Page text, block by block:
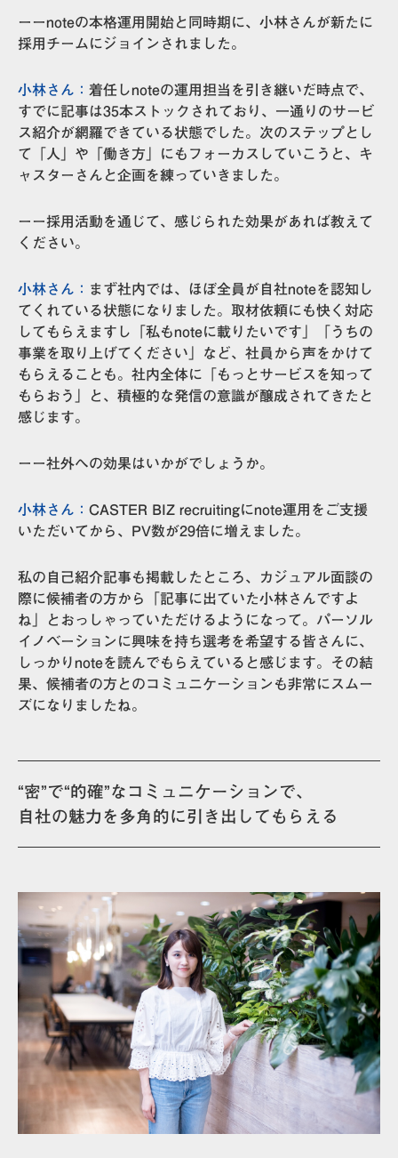
ーーnoteの本格運用開始と同時期に、小林さんが新たに
採用チームにジョインされました。
小林さん： 着任しnoteの運用担当を引き継いだ時点で、
すでに記事は35本ストックされており、一通りのサービ
ス紹介が網羅できている状態でした。次のステップとし
て「人」や「働き方」にもフォーカスしていこうと、キ
ャスターさんと企画を練っていきました。
ーー採用活動を通じて、感じられた効果があれば教えて
ください。
小林さん： まず社内では、ほぼ全員が自社noteを認知し
てくれている状態になりました。取材依頼にも快く対応
してもらえますし「私もnoteに載りたいです」「うちの
事業を取り上げてください」など、社員から声をかけて
もらえることも。社内全体に「もっとサービスを知って
もらおう」と、積極的な発信の意識が醸成されてきたと
感じます。
ーー社外への効果はいかがでしょうか。
小林さん： CASTER BIZ recruitingにnote運用をご支援
いただいてから、 PV数が29倍に増えました。
私の自己紹介記事も掲載したところ、カジュアル面談の
際に候補者の方から「記事に出ていた小林さんですよ
ね」とおっしゃっていただけるようになって。パーソル
イノベーションに興味を持ち選考を希望する皆さんに、
しっかりnoteを読んでもらえていると感じます。その結
果、候補者の方とのコミュニケーションも非常にスムー
ズになりましたね。
“密”で“的確”なコミュニケーションで、
自社の魅力を多角的に引き出してもらえる